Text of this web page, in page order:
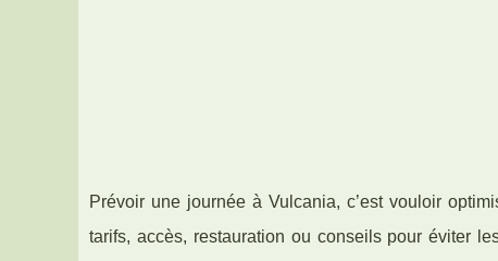
Prévoir une journée à Vulcania, c’est vouloir
tarifs, accès, restauration ou conseils pour éviter